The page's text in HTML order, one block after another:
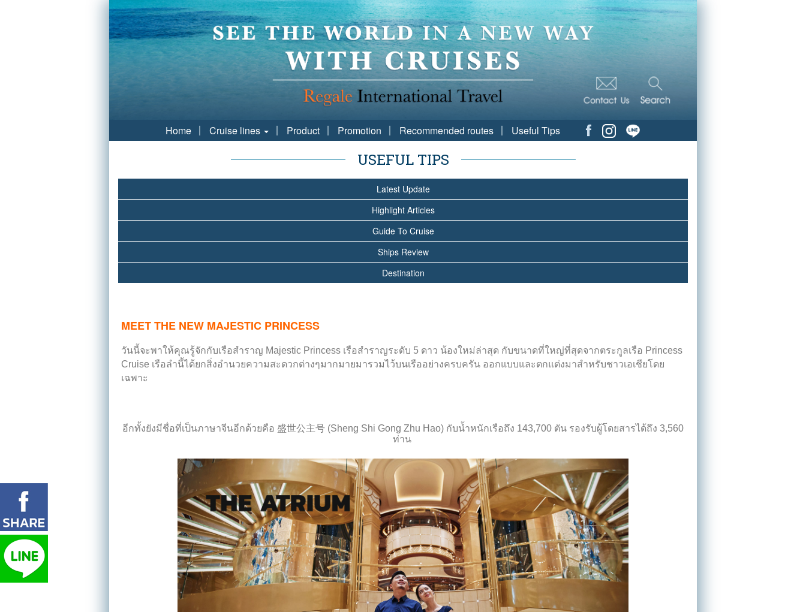
Home Cruise lines Product Promotion Recommended routes Useful Tips
USEFUL TIPS
Latest Update
Highlight Articles
Guide To Cruise
Ships Review
Destination
MEET THE NEW MAJESTIC PRINCESS
วันนี้จะพาให้คุณรู้จักกับเรือสำราญ Majestic Princess เรือสำราญระดับ 5 ดาว น้องใหม่ล่าสุด กับขนาดที่ใหญ่ที่สุดจากตระกูลเรือ Princess
Cruise เรือลำนี้ได้ยกสิ่งอำนวยความสะดวกต่างๆมากมายมารวมไว้บนเรืออย่างครบครัน ออกแบบและตกแต่งมาสำหรับชาวเอเชียโดย
เฉพาะ
อีกทั้งยังมีชื่อที่เป็นภาษาจีนอีกด้วยคือ 盛世公主号 (Sheng Shi Gong Zhu Hao) กับน้ำหนักเรือถึง 143,700 ตัน รองรับผู้โดยสารได้ถึง 3,560
ท่าน